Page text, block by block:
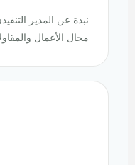
نبذة عن المدير
مجال الأعمال